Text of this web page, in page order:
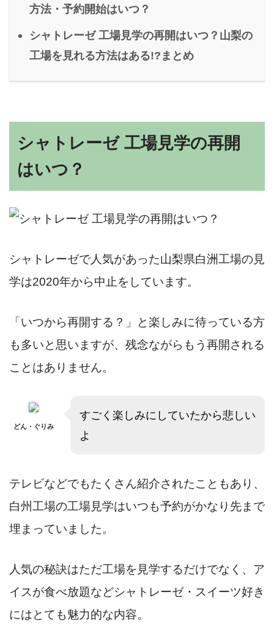
方法・予約開始はいつ？
シャトレーゼ 工場見学の再開はいつ？山梨の
工場を見れる方法はある!?まとめ
シャトレーゼ 工場見学の再開
はいつ？
シャトレーゼで人気があった山梨県白洲工場の見
学は2020年から中止をしています。
「いつから再開する？」と楽しみに待っている方
も多いと思いますが、残念ながらもう再開される
ことはありません。
どん・ぐりみ
すごく楽しみにしていたから悲しい
よ
テレビなどでもたくさん紹介されたこともあり、
白州工場の工場見学はいつも予約がかなり先まで
埋まっていました。
人気の秘訣はただ工場を見学するだけでなく、ア
イスが食べ放題などシャトレーゼ・スイーツ好き
にはとても魅力的な内容。